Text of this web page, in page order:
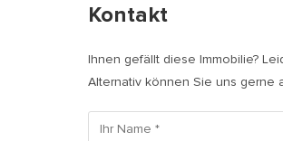
Kontakt
Ihnen gefällt diese Immobilie?
Alternativ können Sie uns gerne